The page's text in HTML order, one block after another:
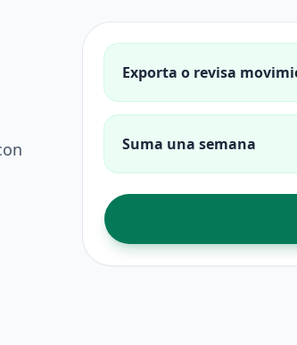
Exporta o revisa
Suma una semana